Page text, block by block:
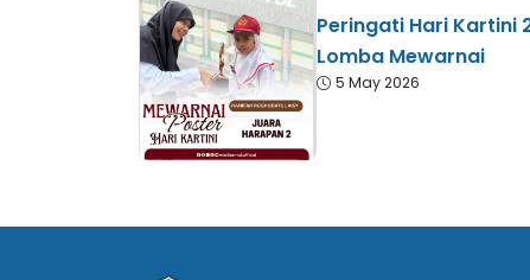
Peringati Hari Kartini
Lomba Mewarnai
5 May 2026